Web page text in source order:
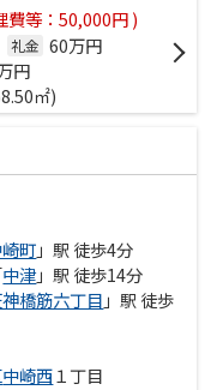
費等：50,000円 )
礼金 60万円
円
㎡)
町」駅 徒歩4分
中津」駅 徒歩14分
橋筋六丁目 」駅 徒歩
中崎西１丁目